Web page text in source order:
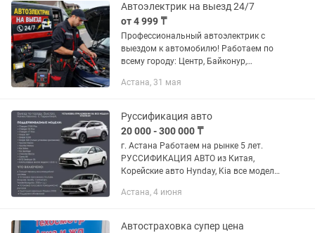
Автоэлектрик на выезд 24/7
от 4 999 ₸
Профессиональный автоэлектрик с
выездом к автомобилю! Работаем по
всему городу: Центр, Байконур,
Астаны. Услуги: Диагностика
Астана, 31 мая
Руссификация авто
20 000 - 300 000 ₸
г. Астана Работаем на рынке 5 лет.
РУССИФИКАЦИЯ АВТО из Китая,
Корейские авто Hynday, Kia все модели.
Китайские авто: Changan, Gelly, BYD,
Астана, 4 июня
Автостраховка супер цена